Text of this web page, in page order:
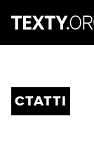
СТАТТІ